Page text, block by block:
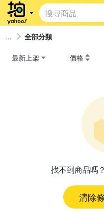
全部分類
最新上架 價格
找不到商品嗎
清除